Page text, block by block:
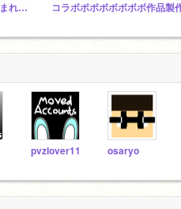
阪神タイガースファン 集まれー！ 超拡散希望
pvzlover11 osaryo